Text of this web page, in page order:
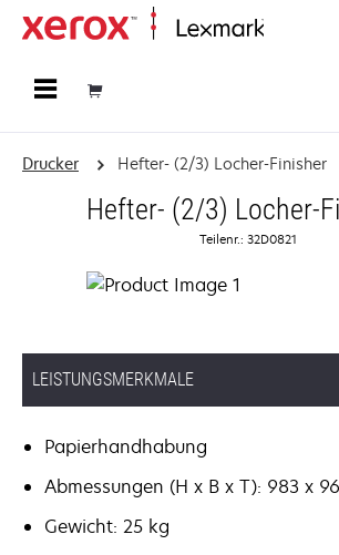
Drucker Hefter- (2/3) Locher-Finisher
Hefter- (2/3) Locher-
Teilenr.: 32D0821
LEISTUNGSMERKMALE
Papierhandhabung
Abmessungen (H x B x T): 983 x
Gewicht: 25 kg